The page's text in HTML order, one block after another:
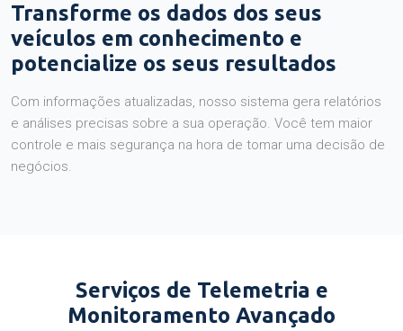
Transforme os dados dos seus
veículos em conhecimento e
potencialize os seus resultados
Com informações atualizadas, nosso sistema gera relatórios
e análises precisas sobre a sua operação. Você tem maior
controle e mais segurança na hora de tomar uma decisão de
negócios.
Serviços de Telemetria e
Monitoramento Avançado